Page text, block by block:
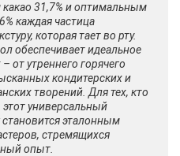
31,7% и оптимальным
каждая частица
которая тает во рту.
обеспечивает идеальное
от утреннего горячего
кондитерских и
творений. Для тех, кто
этот универсальный
эталонным
стремящихся
опыт.